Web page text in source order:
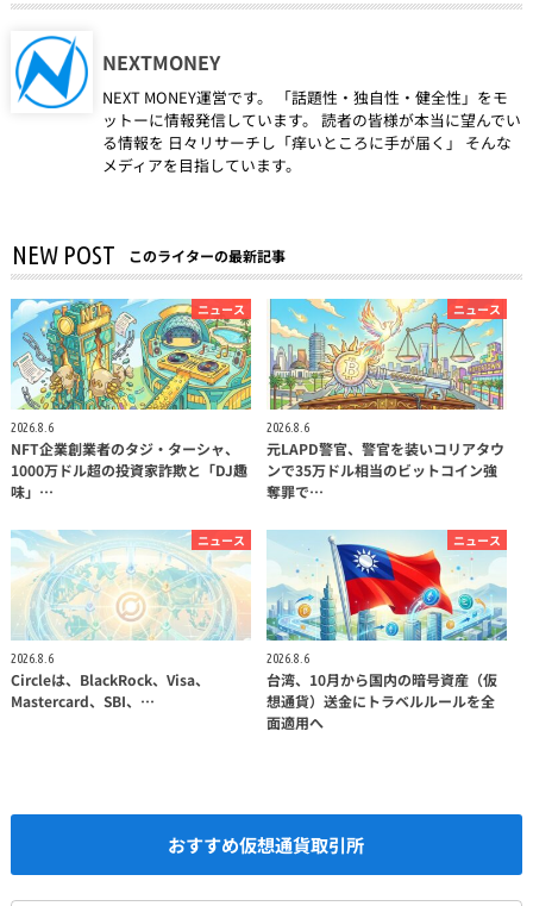
NEXTMONEY
NEXT MONEY運営です。 「話題性・独自性・健全性」をモ
ットーに情報発信しています。 読者の皆様が本当に望んでい
る情報を 日々リサーチし「痒いところに手が届く」 そんな
メディアを目指しています。
NEW POST このライターの最新記事
ニュース
2026.8.6
NFT企業創業者のタジ・ターシャ、
1000万ドル超の投資家詐欺と「DJ趣
味」…
ニュース
2026.8.6
元LAPD警官、警官を装いコリアタウ
ンで35万ドル相当のビットコイン強
奪罪で…
ニュース
2026.8.6
Circleは、BlackRock、Visa、
Mastercard、SBI、…
ニュース
2026.8.6
台湾、10月から国内の暗号資産（仮
想通貨）送金にトラベルルールを全
面適用へ
おすすめ仮想通貨取引所